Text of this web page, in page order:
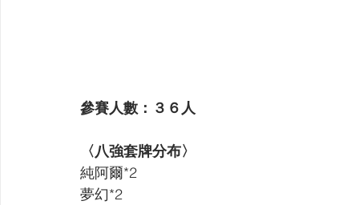
參賽人數：３６人
〈八強套牌分布〉
純阿爾*2
夢幻*2